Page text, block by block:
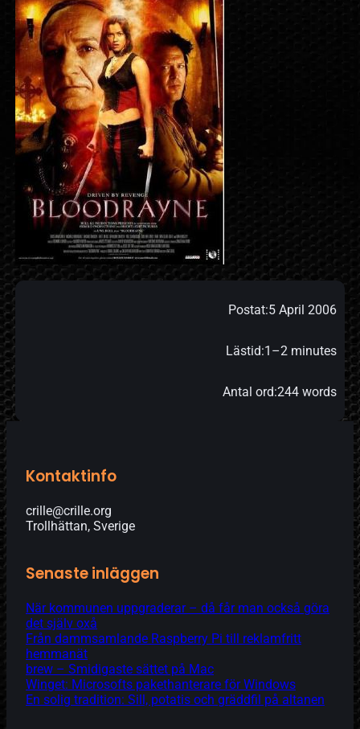
Postat:5 April 2006
Lästid:1–2 minutes
Antal ord:244 words
Kontaktinfo
crille@crille.org
Trollhättan, Sverige
Senaste inläggen
När kommunen uppgraderar – då får man också göra
det själv oxå
Från dammsamlande Raspberry Pi till reklamfritt
hemmanät
brew – Smidigaste sättet på Mac
Winget: Microsofts pakethanterare för Windows
En solig tradition: Sill, potatis och gräddfil på altanen